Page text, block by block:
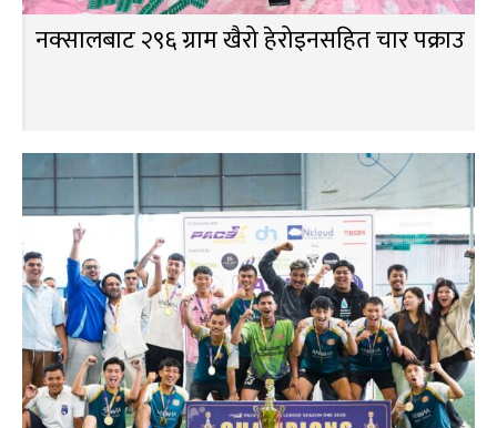
नक्सालबाट २९६ ग्राम खैरो हेरोइनसहित चार पक्राउ